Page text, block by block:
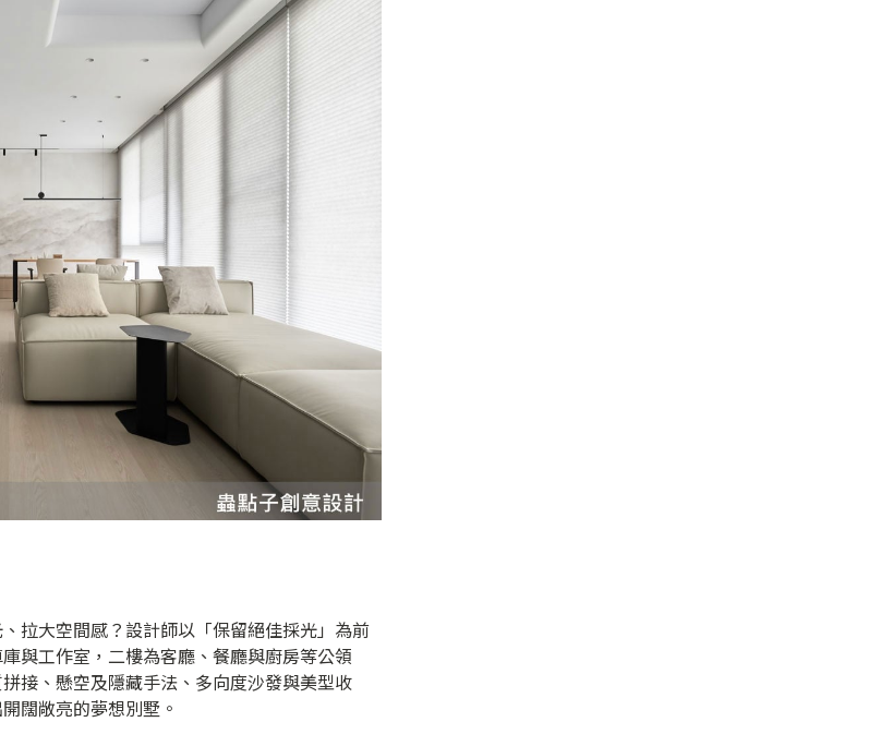
拉大空間感？設計師以「保留絕佳採光」為前
與工作室，二樓為客廳、餐廳與廚房等公領
接、懸空及隱藏手法、多向度沙發與美型收
闊敞亮的夢想別墅。